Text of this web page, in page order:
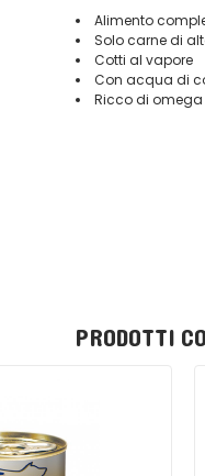
Alimento
Solo carne di
Cotti al vapore
Con acqua di
Ricco di
PRODOTTI